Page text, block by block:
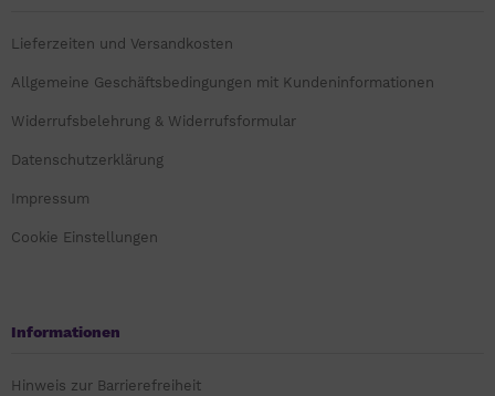
Lieferzeiten und Versandkosten
Allgemeine Geschäftsbedingungen mit Kundeninformationen
Widerrufsbelehrung & Widerrufsformular
Datenschutzerklärung
Impressum
Cookie Einstellungen
Informationen
Hinweis zur Barrierefreiheit